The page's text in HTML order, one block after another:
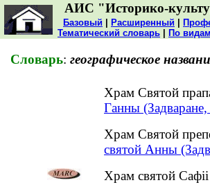
АИС "Историко-
Базовый Расширенный
Тематический словарь
По
Словарь: географическое
Храм Святой
Ганны (Задваране,
Храм Святой
святой Анны
Храм святой